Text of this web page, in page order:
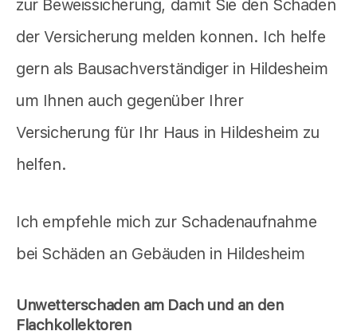
zur Beweissicherung, damit Sie den Schaden
der Versicherung melden konnen. Ich helfe
gern als Bausachverständiger in Hildesheim
um Ihnen auch gegenüber Ihrer
Versicherung für Ihr Haus in Hildesheim zu
helfen.
Ich empfehle mich zur Schadenaufnahme
bei Schäden an Gebäuden in Hildesheim
Unwetterschaden am Dach und an den
Flachkollektoren